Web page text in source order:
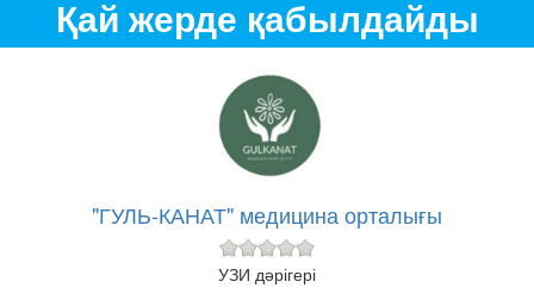
Қай жерде қабылдайды
"ГУЛЬ-КАНАТ" медицина орталығы
УЗИ дәрігері